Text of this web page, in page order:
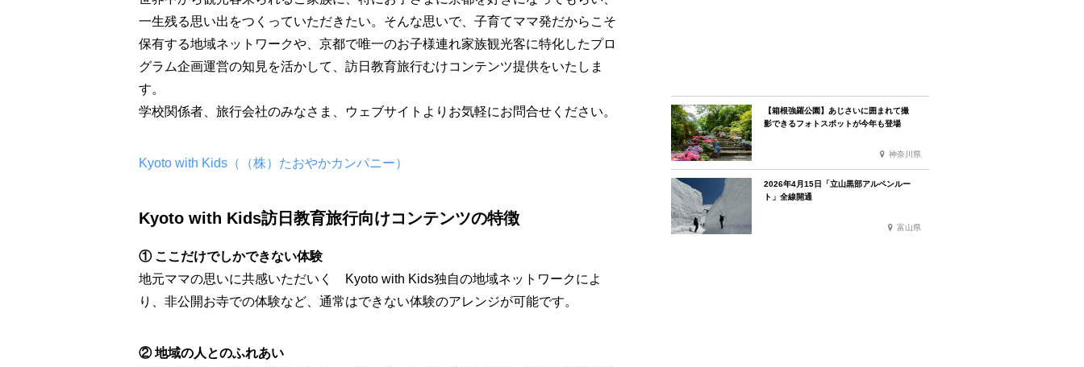
一生残る思い出をつくっていただきたい。そんな思いで、子育てママ発だからこそ
保有する地域ネットワークや、京都で唯一のお子様連れ家族観光客に特化したプロ
グラム企画運営の知見を活かして、訪日教育旅行むけコンテンツ提供をいたしま
す。
学校関係者、旅行会社のみなさま、ウェブサイトよりお気軽にお問合せください。
Kyoto with Kids（（株）たおやかカンパニー）
Kyoto with Kids訪日教育旅行向けコンテンツの特徴
① ここだけでしかできない体験
地元ママの思いに共感いただいく Kyoto with Kids独自の地域ネットワークによ
り、非公開お寺での体験など、通常はできない体験のアレンジが可能です。
② 地域の人とのふれあい
【箱根強羅公園】あじさいに囲まれて撮
影できるフォトスポットが今年も登場
神奈川県
2026年4月15日「立山黒部アルペンルー
ト」全線開通
富山県